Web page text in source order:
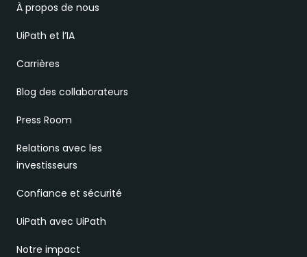
À propos de nous
UiPath et l’IA
Carrières
Blog des collaborateurs
Press Room
Relations avec les
investisseurs
Confiance et sécurité
UiPath avec UiPath
Notre impact